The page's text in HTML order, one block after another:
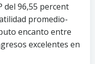
del 96,55 percent
promedio-
encanto entre
excelentes en